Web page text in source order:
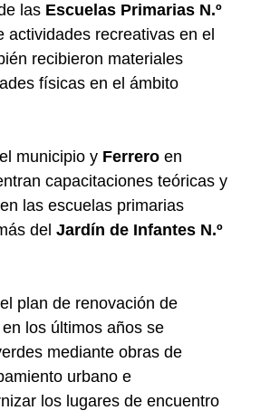
las Escuelas Primarias N.º
recreativas en el
recibieron materiales
físicas en el ámbito
municipio y Ferrero en
capacitaciones teóricas y
las escuelas primarias
del Jardín de Infantes N.º
plan de renovación de
los últimos años se
mediante obras de
urbano e
los lugares de encuentro